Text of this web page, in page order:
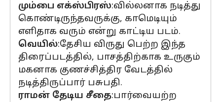
மும்பை எக்ஸ்பிரஸ்:வில்லனாக நடித்து
கொண்டிருந்தவருக்கு, காமெடியும்
எளிதாக வரும் என்று காட்டிய படம்.
வெயில்:தேசிய விருது பெற்ற இந்த
திரைப்படத்தில், பாசத்திற்காக உருகும்
மகனாக குணச்சித்திர வேடத்தில்
நடித்திருப்பார் பசுபதி.
ராமன் தேடிய சீதை:பார்வையற்ற